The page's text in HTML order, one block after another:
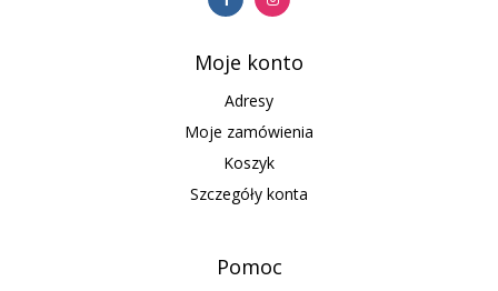
Moje konto
Adresy
Moje zamówienia
Koszyk
Szczegóły konta
Pomoc